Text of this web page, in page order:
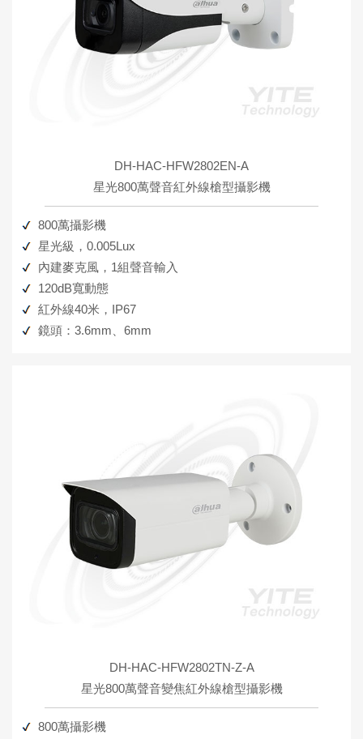
DH-HAC-HFW2802EN-A
星光800萬聲音紅外線槍型攝影機
800萬攝影機
星光級，0.005Lux
內建麥克風，1組聲音輸入
120dB寬動態
紅外線40米，IP67
鏡頭：3.6mm、6mm
DH-HAC-HFW2802TN-Z-A
星光800萬聲音變焦紅外線槍型攝影機
800萬攝影機